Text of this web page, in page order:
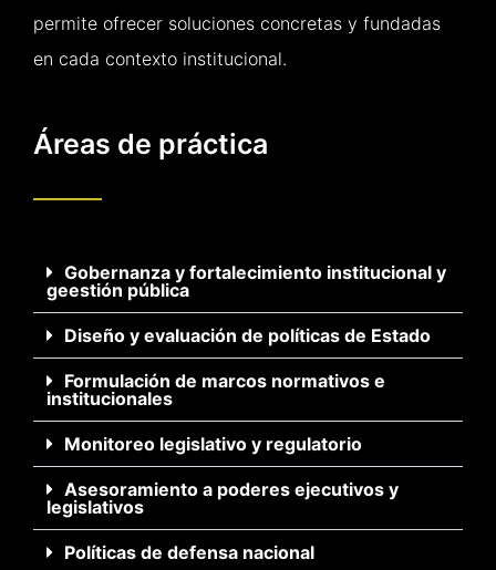
permite ofrecer soluciones concretas y fundadas
en cada contexto institucional.
Áreas de práctica
Gobernanza y fortalecimiento institucional y
geestión pública
Diseño y evaluación de políticas de Estado
Formulación de marcos normativos e
institucionales
Monitoreo legislativo y regulatorio
Asesoramiento a poderes ejecutivos y
legislativos
Políticas de defensa nacional